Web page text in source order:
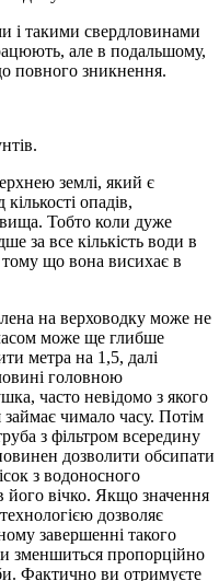
і такими свердловинами
але в подальшому,
повного зникнення.
землі, який є
опадів,
Тобто коли дуже
за все кількість води в
тому що вона висихає в
на верховодку може не
може ще глибше
метра на 1,5, далі
головною
часто невідомо з якого
займає чимало часу. Потім
з фільтром всередину
дозволити обсипати
з водоносного
його вічко. Якщо значення
дозволяє
завершенні такого
зменшиться пропорційно
Фактично ви отримуєте